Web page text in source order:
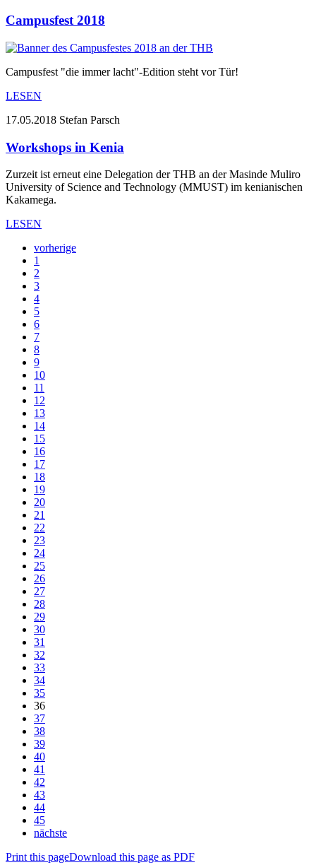
Campusfest 2018
Campusfest "die immer lacht"-Edition steht vor Tür!
LESEN
17.05.2018 Stefan Parsch
Workshops in Kenia
Zurzeit ist erneut eine Delegation der THB an der Masinde Muliro
University of Science and Technology (MMUST) im kenianischen
Kakamega.
LESEN
vorherige
1
2
3
4
5
6
7
8
9
10
11
12
13
14
15
16
17
18
19
20
21
22
23
24
25
26
27
28
29
30
31
32
33
34
35
36
37
38
39
40
41
42
43
44
45
nächste
Print this pageDownload this page as PDF